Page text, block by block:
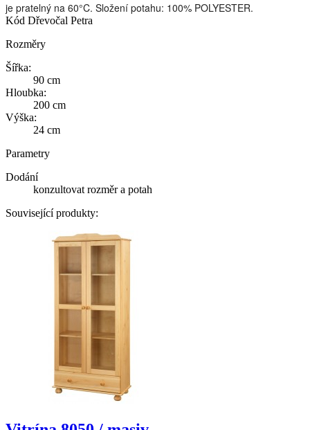
je pratelný na 60°C. Složení potahu: 100% POLYESTER.
Kód Dřevočal Petra
Rozměry
Šířka:
90 cm
Hloubka:
200 cm
Výška:
24 cm
Parametry
Dodání
konzultovat rozměr a potah
Související produkty: